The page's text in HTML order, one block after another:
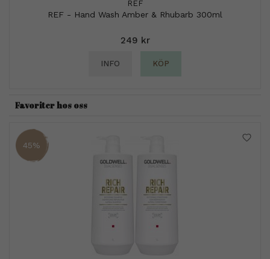
REF
REF - Hand Wash Amber & Rhubarb 300ml
249 kr
INFO KÖP
Favoriter hos oss
45%